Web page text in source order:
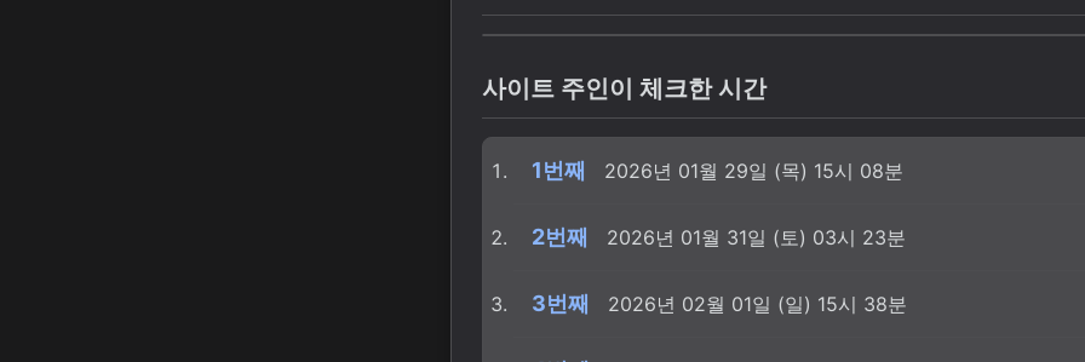
사이트 주인이 체크한 시간
1번째 2026년 01월 29일 (목) 15시 08분
2번째 2026년 01월 31일 (토) 03시 23분
3번째 2026년 02월 01일 (일) 15시 38분